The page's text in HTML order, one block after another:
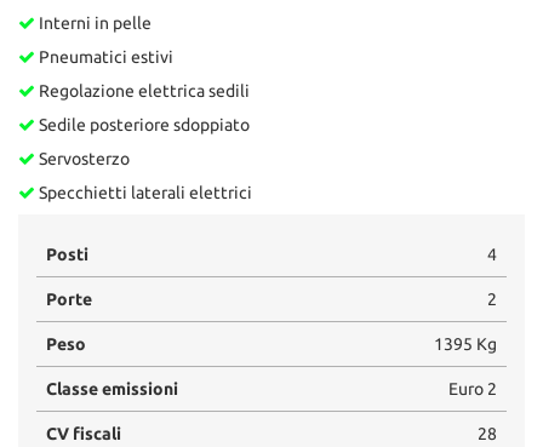
Interni in pelle
Pneumatici estivi
Regolazione elettrica sedili
Sedile posteriore sdoppiato
Servosterzo
Specchietti laterali elettrici
Posti 4
Porte 2
Peso 1395 Kg
Classe emissioni Euro 2
CV fiscali 28